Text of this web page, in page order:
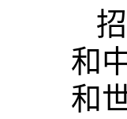
和
和